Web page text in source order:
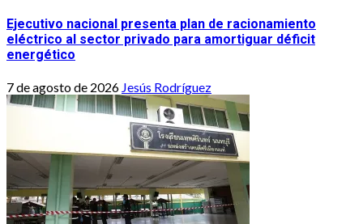
Ejecutivo nacional presenta plan de racionamiento
eléctrico al sector privado para amortiguar déficit
energético
7 de agosto de 2026 Jesús Rodríguez